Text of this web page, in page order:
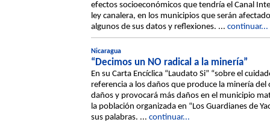
efectos socioeconómicos que tendría el Canal
ley canalera, en los municipios que serán
algunos de sus datos y reflexiones. ... continuar...
Nicaragua
“Decimos un NO radical a la minería”
En su Carta Encíclica “Laudato Si” “sobre el
referencia a los daños que produce la minería
daños y provocará más daños en el municipio
la población organizada en “Los Guardianes de
sus palabras. ... continuar...